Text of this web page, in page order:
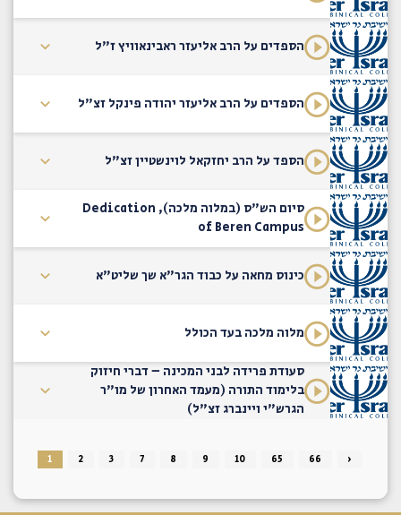
הספדים על הרב אליעזר ראבינאוויץ ז"ל
הספדים על הרב אליעזר יהודה פינקל זצ"ל
הספד על הרב יחזקאל לוינשטיין זצ"ל
סיום הש"ס (במלוה מלכה), Dedication
of Beren Campus
כינוס מחאה על כבוד הגר"א שך שליט"א
מלוה מלכה בעד הכולל
סעודת פרידה לבני המכינה – דברי חיזוק
בלימוד התורה (מעמד האחרון של מו"ר
הגרש"י ויינברג זצ"ל)
1 2 3 7 8 9 10 65 66 ›